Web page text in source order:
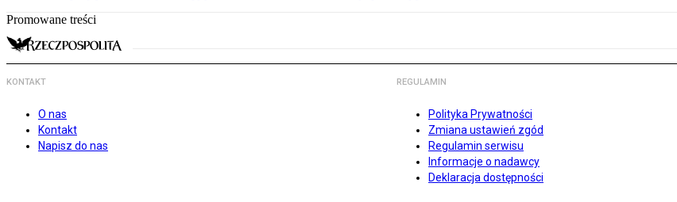
Promowane treści
KONTAKT
O nas
Kontakt
Napisz do nas
REGULAMIN
Polityka Prywatności
Zmiana ustawień zgód
Regulamin serwisu
Informacje o nadawcy
Deklaracja dostępności